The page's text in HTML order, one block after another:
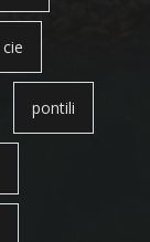
cie
pontili